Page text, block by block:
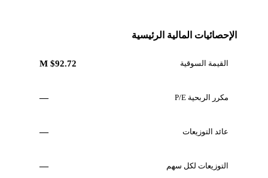
الإحصائيات المالية الرئيسية
القيمة السوقية $92.72 M
مكرر الربحية P/E —
عائد التوزيعات —
التوزيعات لكل سهم —